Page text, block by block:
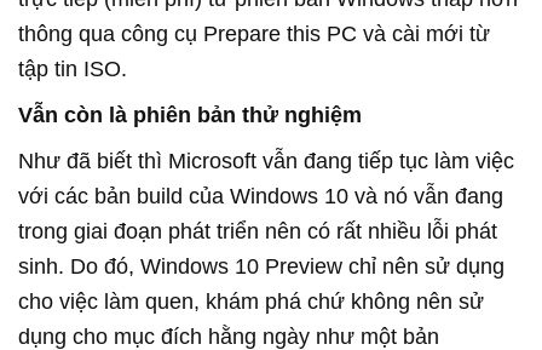
thông qua công cụ Prepare this PC và cài mới từ
tập tin ISO.
Vẫn còn là phiên bản thử nghiệm
Như đã biết thì Microsoft vẫn đang tiếp tục làm việc
với các bản build của Windows 10 và nó vẫn đang
trong giai đoạn phát triển nên có rất nhiều lỗi phát
sinh. Do đó, Windows 10 Preview chỉ nên sử dụng
cho việc làm quen, khám phá chứ không nên sử
dụng cho mục đích hằng ngày như một bản